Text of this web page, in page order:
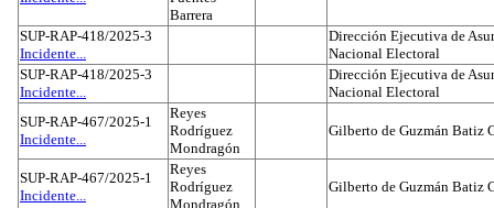
Barrera
SUP-RAP-418/2025-3
Incidente...
Dirección Ejecutiva de
Nacional Electoral
SUP-RAP-418/2025-3
Incidente...
Dirección Ejecutiva de
Nacional Electoral
SUP-RAP-467/2025-1
Incidente...
Reyes
Rodríguez
Mondragón
Gilberto de Guzmán Batiz
SUP-RAP-467/2025-1
Incidente...
Reyes
Rodríguez
Mondragón
Gilberto de Guzmán Batiz